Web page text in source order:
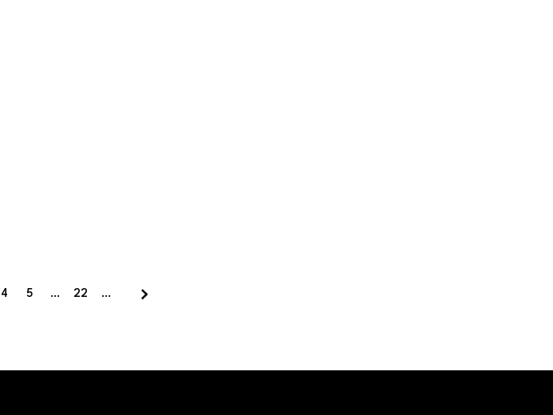
4 5 … 22 …